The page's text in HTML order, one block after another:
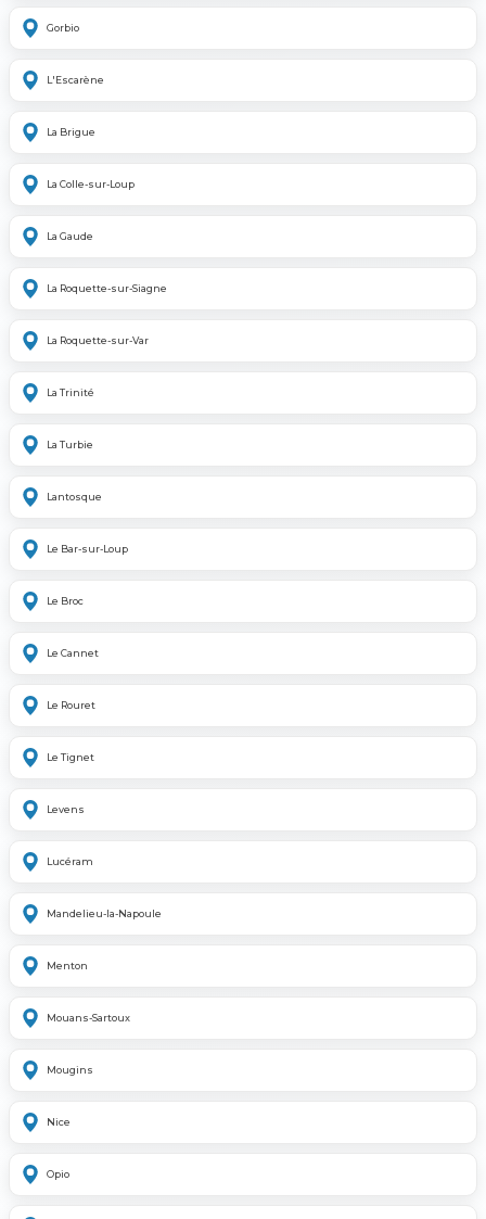
Gorbio
L'Escarène
La Brigue
La Colle-sur-Loup
La Gaude
La Roquette-sur-Siagne
La Roquette-sur-Var
La Trinité
La Turbie
Lantosque
Le Bar-sur-Loup
Le Broc
Le Cannet
Le Rouret
Le Tignet
Levens
Lucéram
Mandelieu-la-Napoule
Menton
Mouans-Sartoux
Mougins
Nice
Opio